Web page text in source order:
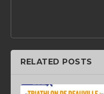
RELATED POSTS